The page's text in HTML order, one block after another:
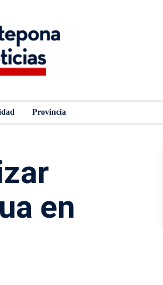
Provincia
en